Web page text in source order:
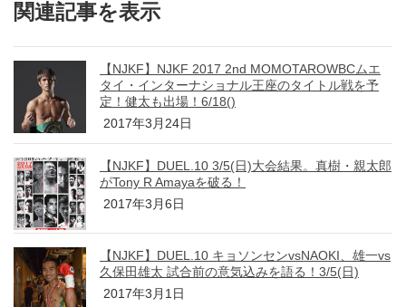
関連記事を表示
【NJKF】NJKF 2017 2nd MOMOTAROWBCムエ
タイ・インターナショナル王座のタイトル戦を予
定！健太も出場！6/18()
2017年3月24日
【NJKF】DUEL.10 3/5(日)大会結果。真樹・親太郎
がTony R Amayaを破る！
2017年3月6日
【NJKF】DUEL.10 キョソンセンvsNAOKI、雄一vs
久保田雄太 試合前の意気込みを語る！3/5(日)
2017年3月1日